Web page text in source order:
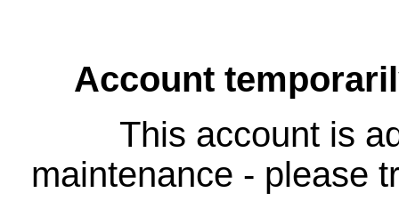
Account
This account is
maintenance - please